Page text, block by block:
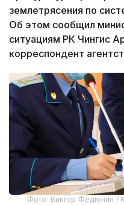
землетрясения по
Об этом сообщил
ситуациям РК Чингис
корреспондент
Фото: Виктор Федюнин /